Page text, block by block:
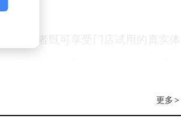
消费者既可享受门店试用的真实体
更多 >